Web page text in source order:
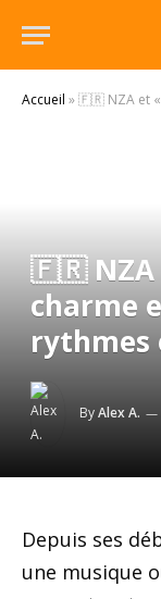
Accueil »🇫🇷 NZA et «
🇫🇷 NZA
charme
rythmes
ByAlex A.
Depuis ses
une musique